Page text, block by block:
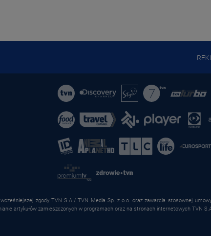
zgody TVN S.A./ TVN Media Sp. z o.o. oraz zawarcia stosownej
artykułów zamieszczonych w programach oraz na stronach internetowych TVN